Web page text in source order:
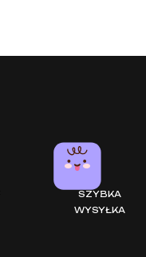
SZYBKA
WYSYŁKA